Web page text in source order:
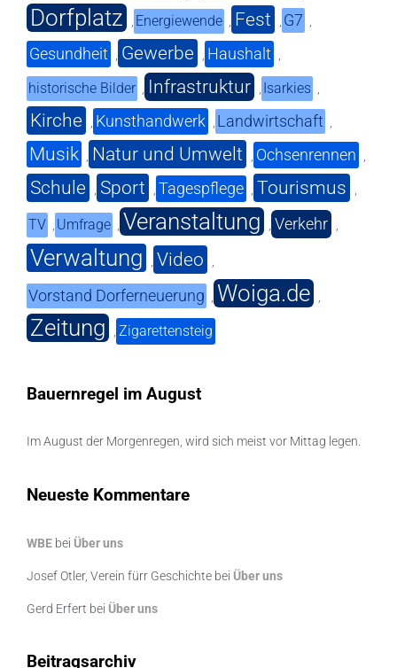
Dorfplatz , Energiewende , Fest , G7 ,
Gesundheit , Gewerbe , Haushalt ,
historische Bilder , Infrastruktur , Isarkies ,
Kirche , Kunsthandwerk , Landwirtschaft ,
Musik , Natur und Umwelt , Ochsenrennen ,
Schule , Sport , Tagespflege , Tourismus ,
TV , Umfrage , Veranstaltung , Verkehr ,
Verwaltung , Video ,
Vorstand Dorferneuerung , Woiga.de ,
Zeitung , Zigarettensteig
Bauernregel im August
Im August der Morgenregen, wird sich meist vor Mittag legen.
Neueste Kommentare
WBE bei Über uns
Josef Otler, Verein fürr Geschichte bei Über uns
Gerd Erfert bei Über uns
Beitragsarchiv